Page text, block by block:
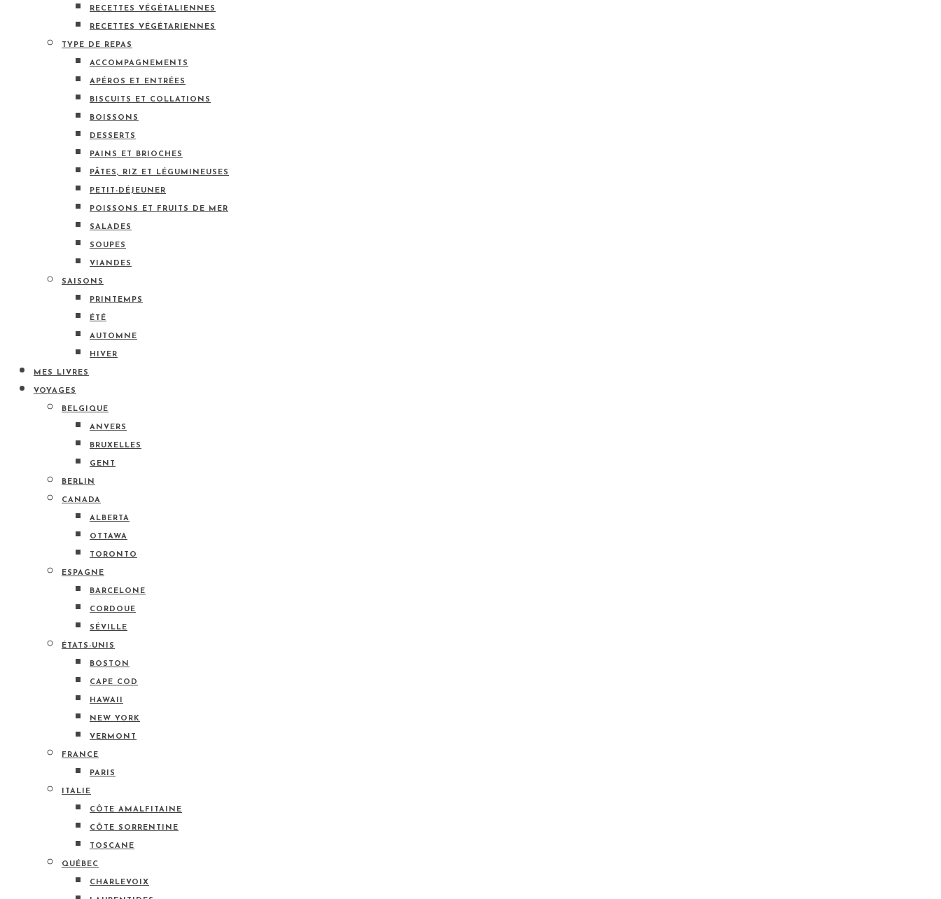
RECETTES VÉGÉTALIENNES
RECETTES VÉGÉTARIENNES
TYPE DE REPAS
ACCOMPAGNEMENTS
APÉROS ET ENTRÉES
BISCUITS ET COLLATIONS
BOISSONS
DESSERTS
PAINS ET BRIOCHES
PÂTES, RIZ ET LÉGUMINEUSES
PETIT-DÉJEUNER
POISSONS ET FRUITS DE MER
SALADES
SOUPES
VIANDES
SAISONS
PRINTEMPS
ÉTÉ
AUTOMNE
HIVER
MES LIVRES
VOYAGES
BELGIQUE
ANVERS
BRUXELLES
GENT
BERLIN
CANADA
ALBERTA
OTTAWA
TORONTO
ESPAGNE
BARCELONE
CORDOUE
SÉVILLE
ÉTATS-UNIS
BOSTON
CAPE COD
HAWAII
NEW YORK
VERMONT
FRANCE
PARIS
ITALIE
CÔTE AMALFITAINE
CÔTE SORRENTINE
TOSCANE
QUÉBEC
CHARLEVOIX